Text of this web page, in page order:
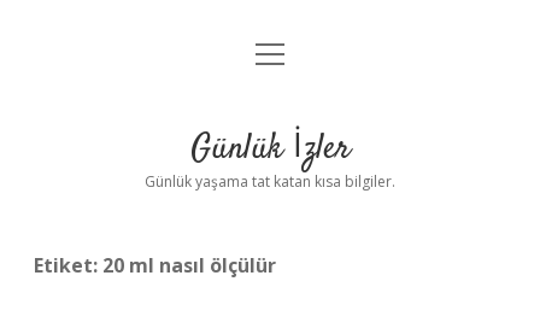
Anasayfa
Yasal Uyarı
menüyü
Günlük İzler
Günlük yaşama tat katan kısa bilgiler.
Etiket: 20 ml nasıl ölçülür